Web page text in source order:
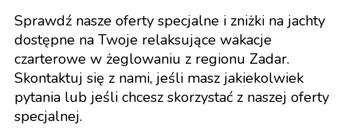
Sprawdź nasze oferty specjalne i zniżki na jachty
dostępne na Twoje relaksujące wakacje
czarterowe w żeglowaniu z regionu Zadar.
Skontaktuj się z nami, jeśli masz jakiekolwiek
pytania lub jeśli chcesz skorzystać z naszej oferty
specjalnej.